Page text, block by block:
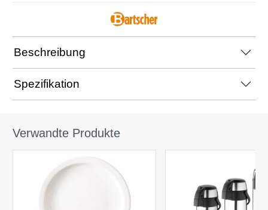
Beschreibung
Spezifikation
Verwandte Produkte